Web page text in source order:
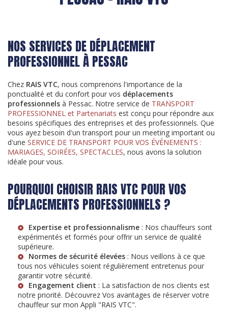
NOS SERVICES DE DÉPLACEMENT
PROFESSIONNEL À PESSAC
Chez RAIS VTC, nous comprenons l'importance de la
ponctualité et du confort pour vos déplacements
professionnels à Pessac. Notre service de TRANSPORT
PROFESSIONNEL et Partenariats est conçu pour répondre aux
besoins spécifiques des entreprises et des professionnels. Que
vous ayez besoin d'un transport pour un meeting important ou
d'une SERVICE DE TRANSPORT POUR VOS ÉVÉNEMENTS :
MARIAGES, SOIRÉES, SPECTACLES, nous avons la solution
idéale pour vous.
POURQUOI CHOISIR RAIS VTC POUR VOS
DÉPLACEMENTS PROFESSIONNELS ?
Expertise et professionnalisme : Nos chauffeurs sont
expérimentés et formés pour offrir un service de qualité
supérieure.
Normes de sécurité élevées : Nous veillons à ce que
tous nos véhicules soient régulièrement entretenus pour
garantir votre sécurité.
Engagement client : La satisfaction de nos clients est
notre priorité. Découvrez Vos avantages de réserver votre
chauffeur sur mon Appli "RAIS VTC".